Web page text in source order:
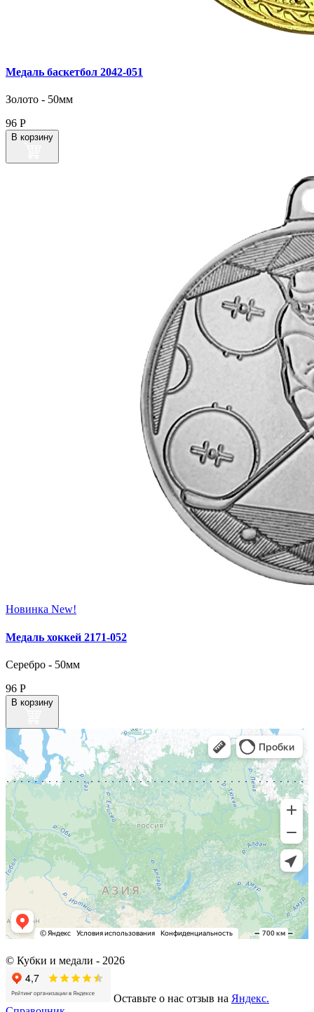
Медаль баскетбол 2042‑051
Золото - 50мм
96 Р
В корзину
Новинка New!
Медаль хоккей 2171‑052
Серебро - 50мм
96 Р
В корзину
© Кубки и медали - 2026
Оставьте о нас отзыв на Яндекс.